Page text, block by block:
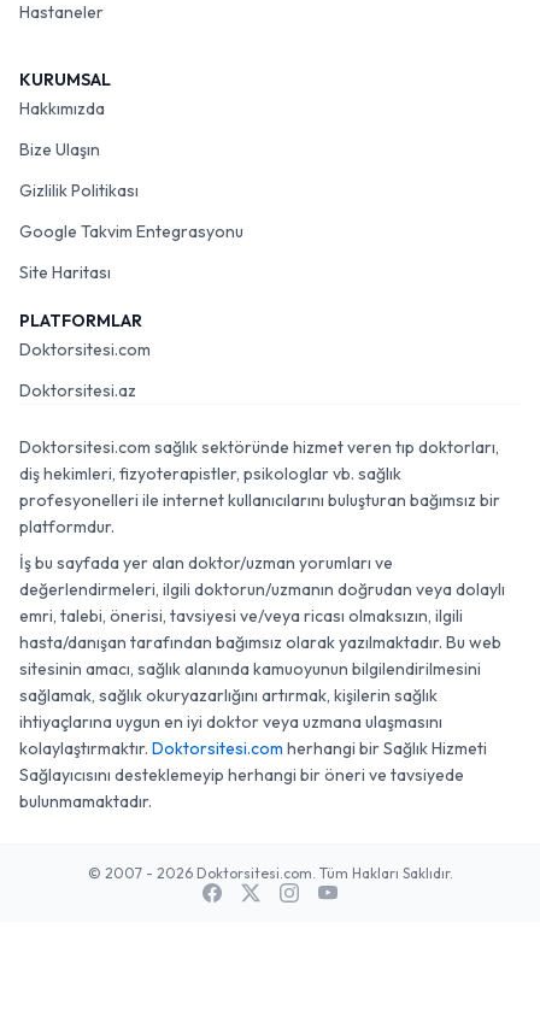
Hastaneler
KURUMSAL
Hakkımızda
Bize Ulaşın
Gizlilik Politikası
Google Takvim Entegrasyonu
Site Haritası
PLATFORMLAR
Doktorsitesi.com
Doktorsitesi.az
Doktorsitesi.com sağlık sektöründe hizmet veren tıp doktorları,
diş hekimleri, fizyoterapistler, psikologlar vb. sağlık
profesyonelleri ile internet kullanıcılarını buluşturan bağımsız bir
platformdur.
İş bu sayfada yer alan doktor/uzman yorumları ve
değerlendirmeleri, ilgili doktorun/uzmanın doğrudan veya dolaylı
emri, talebi, önerisi, tavsiyesi ve/veya ricası olmaksızın, ilgili
hasta/danışan tarafından bağımsız olarak yazılmaktadır. Bu web
sitesinin amacı, sağlık alanında kamuoyunun bilgilendirilmesini
sağlamak, sağlık okuryazarlığını artırmak, kişilerin sağlık
ihtiyaçlarına uygun en iyi doktor veya uzmana ulaşmasını
kolaylaştırmaktır. Doktorsitesi.com herhangi bir Sağlık Hizmeti
Sağlayıcısını desteklemeyip herhangi bir öneri ve tavsiyede
bulunmamaktadır.
© 2007 - 2026 Doktorsitesi.com. Tüm Hakları Saklıdır.